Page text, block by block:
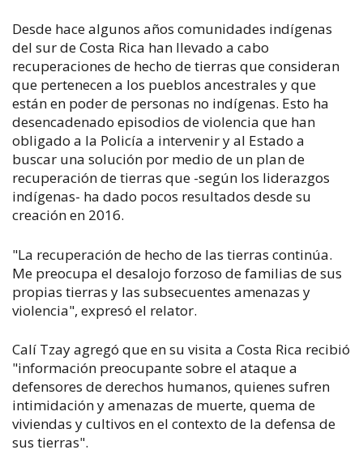
Desde hace algunos años comunidades indígenas
del sur de Costa Rica han llevado a cabo
recuperaciones de hecho de tierras que consideran
que pertenecen a los pueblos ancestrales y que
están en poder de personas no indígenas. Esto ha
desencadenado episodios de violencia que han
obligado a la Policía a intervenir y al Estado a
buscar una solución por medio de un plan de
recuperación de tierras que -según los liderazgos
indígenas- ha dado pocos resultados desde su
creación en 2016.
"La recuperación de hecho de las tierras continúa.
Me preocupa el desalojo forzoso de familias de sus
propias tierras y las subsecuentes amenazas y
violencia", expresó el relator.
Calí Tzay agregó que en su visita a Costa Rica recibió
"información preocupante sobre el ataque a
defensores de derechos humanos, quienes sufren
intimidación y amenazas de muerte, quema de
viviendas y cultivos en el contexto de la defensa de
sus tierras".